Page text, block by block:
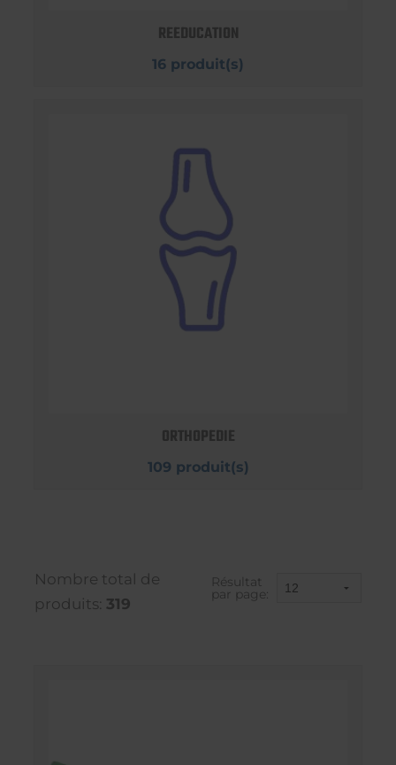
REEDUCATION
16 produit(s)
ORTHOPEDIE
109 produit(s)
Nombre total de
produits: 319
Résultat
par page: